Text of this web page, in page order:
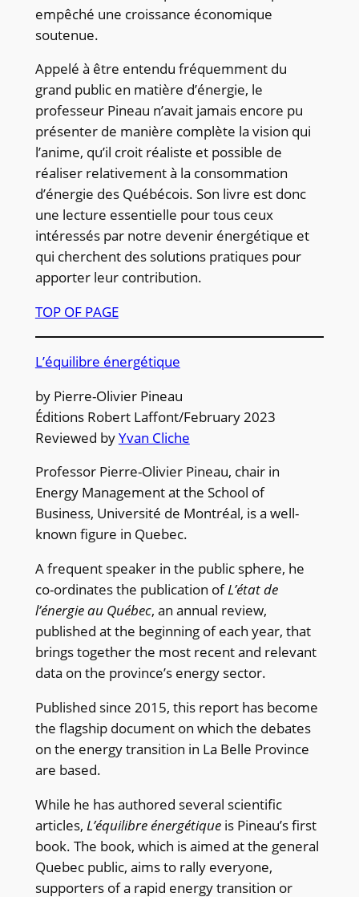
empêché une croissance économique
soutenue.
Appelé à être entendu fréquemment du
grand public en matière d’énergie, le
professeur Pineau n’avait jamais encore pu
présenter de manière complète la vision qui
l’anime, qu’il croit réaliste et possible de
réaliser relativement à la consommation
d’énergie des Québécois. Son livre est donc
une lecture essentielle pour tous ceux
intéressés par notre devenir énergétique et
qui cherchent des solutions pratiques pour
apporter leur contribution.
TOP OF PAGE
L’équilibre énergétique
by Pierre-Olivier Pineau
Éditions Robert Laffont/February 2023
Reviewed byYvan Cliche
Professor Pierre-Olivier Pineau, chair in
Energy Management at the School of
Business, Université de Montréal, is a well-
known figure in Quebec.
A frequent speaker in the public sphere, he
co-ordinates the publication ofL’étatde
l’énergie au Québec, an annual review,
published at the beginning of each year, that
brings together the most recent and relevant
data on the province’s energy sector.
Published since 2015, this report has become
the flagship document on which the debates
on the energy transition in La Belle Province
are based.
While he has authored several scientific
articles, L’équilibre énergétique is Pineau’s first
book. The book, which is aimed at the general
Quebec public, aims to rally everyone,
supporters of a rapid energy transition or